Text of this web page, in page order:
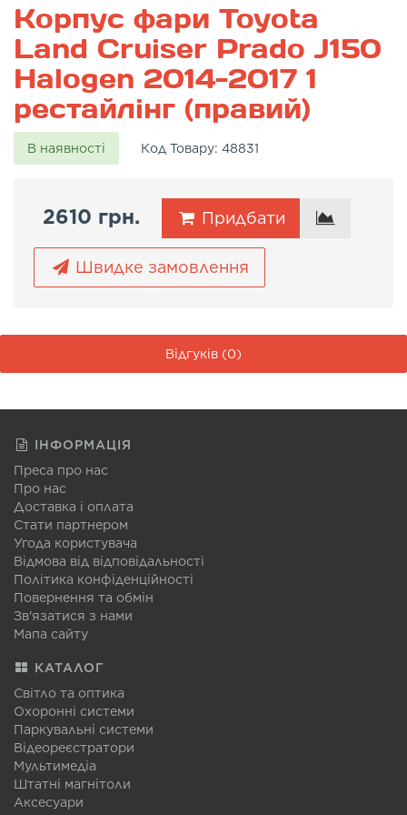
Корпус фари Toyota
Land Cruiser Prado J150
Halogen 2014-2017 1
рестайлінг (правий)
В наявності Код Товару: 48831
2610 грн. Придбати
Швидке замовлення
Відгуків (0)
ІНФОРМАЦІЯ
Преса про нас
Про нас
Доставка і оплата
Стати партнером
Угода користувача
Відмова від відповідальності
Політика конфіденційності
Повернення та обмін
Зв'язатися з нами
Мапа сайту
КАТАЛОГ
Світло та оптика
Охоронні системи
Паркувальні системи
Відеореєстратори
Мультимедіа
Штатні магнітоли
Аксесуари